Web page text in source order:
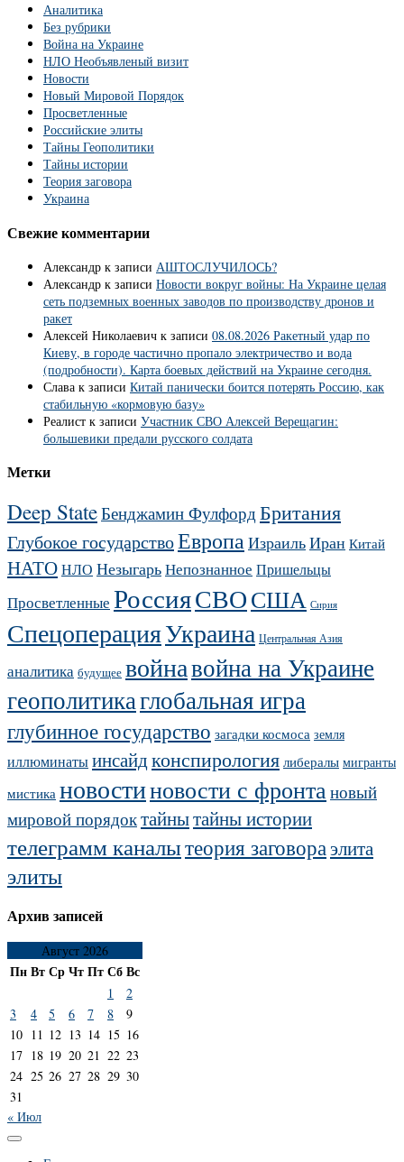
Аналитика
Без рубрики
Война на Украине
НЛО Необъявленый визит
Новости
Новый Мировой Порядок
Просветленные
Российские элиты
Тайны Геополитики
Тайны истории
Теория заговора
Украина
Свежие комментарии
Александр к записи АШТОСЛУЧИЛОСЬ?
Александр к записи Новости вокруг войны: На Украине целая
сеть подземных военных заводов по производству дронов и
ракет
Алексей Николаевич к записи 08.08.2026 Ракетный удар по
Киеву, в городе частично пропало электричество и вода
(подробности). Карта боевых действий на Украине сегодня.
Слава к записи Китай панически боится потерять Россию, как
стабильную «кормовую базу»
Реалист к записи Участник СВО Алексей Верещагин:
большевики предали русского солдата
Метки
Deep StateБенджамин Фулфорд Британия
Глубокое государствоЕвропаИзраильИран Китай
НАТОНЛО НезыгарьНепознанное Пришельцы
Просветленные РоссияСВОСША Сирия
СпецоперацияУкраина Центральная Азия
аналитика будущее войнавойна на Украине
геополитикаглобальная игра
глубинное государство загадки космоса земля
иллюминатыинсайдконспирология либералы мигранты
мистика новостиновости с фронтановый
мировой порядоктайнытайны истории
телеграмм каналытеория заговораэлита
элиты
Архив записей
Август 2026
ПнВтСрЧтПтСбВс
1
2
3
4 5 6 7 8
9
10 11 12 13 14 15 16
17 18 19 20 21 22 23
24 25 26 27 28 29 30
31
« Июл